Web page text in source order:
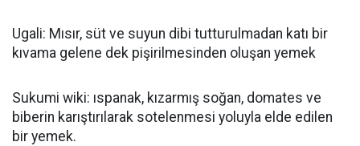
Ugali: Mısır, süt ve suyun dibi tutturulmadan katı bir
kıvama gelene dek pişirilmesinden oluşan yemek
Sukumi wiki: ıspanak, kızarmış soğan, domates ve
biberin karıştırılarak sotelenmesi yoluyla elde edilen
bir yemek.